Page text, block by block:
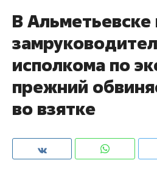
В Альметьевске
исполкома по
прежний
во взятке